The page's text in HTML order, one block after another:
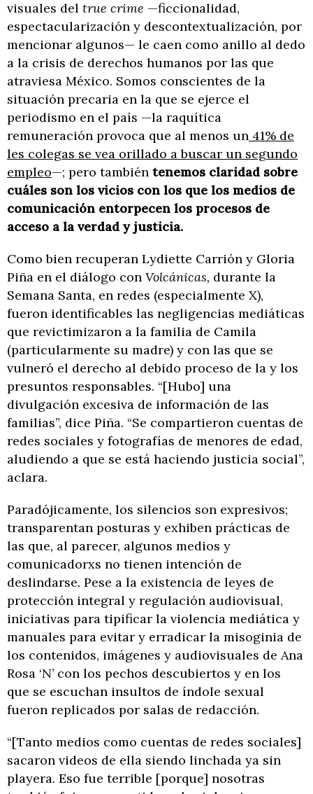
visuales del true crime —ficcionalidad,
espectacularización y descontextualización, por
mencionar algunos— le caen como anillo al dedo
a la crisis de derechos humanos por las que
atraviesa México. Somos conscientes de la
situación precaria en la que se ejerce el
periodismo en el país —la raquítica
remuneración provoca que al menos un 41% de
les colegas se vea orillado a buscar un segundo
empleo—; pero también tenemos claridad sobre
cuáles son los vicios con los que los medios de
comunicación entorpecen los procesos de
acceso a la verdad y justicia.
Como bien recuperan Lydiette Carrión y Gloria
Piña en el diálogo con Volcánicas, durante la
Semana Santa, en redes (especialmente X),
fueron identificables las negligencias mediáticas
que revictimizaron a la familia de Camila
(particularmente su madre) y con las que se
vulneró el derecho al debido proceso de la y los
presuntos responsables. “[Hubo] una
divulgación excesiva de información de las
familias”, dice Piña. “Se compartieron cuentas de
redes sociales y fotografías de menores de edad,
aludiendo a que se está haciendo justicia social”,
aclara.
Paradójicamente, los silencios son expresivos;
transparentan posturas y exhiben prácticas de
las que, al parecer, algunos medios y
comunicadorxs no tienen intención de
deslindarse. Pese a la existencia de leyes de
protección integral y regulación audiovisual,
iniciativas para tipificar la violencia mediática y
manuales para evitar y erradicar la misoginia de
los contenidos, imágenes y audiovisuales de Ana
Rosa ‘N’ con los pechos descubiertos y en los
que se escuchan insultos de índole sexual
fueron replicados por salas de redacción.
“[Tanto medios como cuentas de redes sociales]
sacaron videos de ella siendo linchada ya sin
playera. Eso fue terrible [porque] nosotras